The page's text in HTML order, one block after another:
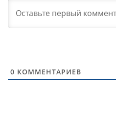
0 КОММЕНТАРИЕВ